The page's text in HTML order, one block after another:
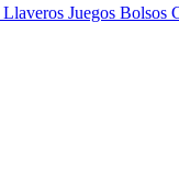
Llaveros Juegos Bolsos